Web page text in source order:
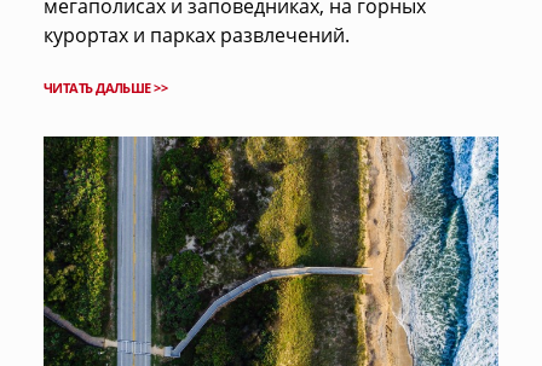
мегаполисах и заповедниках, на горных
курортах и парках развлечений.
ЧИТАТЬ ДАЛЬШЕ >>